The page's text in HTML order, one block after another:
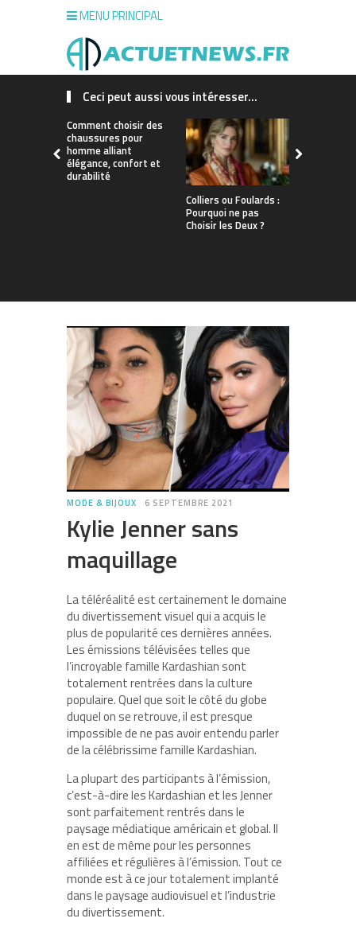
MENU PRINCIPAL
Ceci peut aussi vous intéresser...
Comment choisir des
chaussures pour
homme alliant
élégance, confort et
durabilité
Colliers ou Foulards :
Pourquoi ne pas
Choisir les Deux ?
MODE & BIJOUX 6 SEPTEMBRE 2021
Kylie Jenner sans
maquillage
La téléréalité est certainement le domaine
du divertissement visuel qui a acquis le
plus de popularité ces dernières années.
Les émissions télévisées telles que
l’incroyable famille Kardashian sont
totalement rentrées dans la culture
populaire. Quel que soit le côté du globe
duquel on se retrouve, il est presque
impossible de ne pas avoir entendu parler
de la célébrissime famille Kardashian.
La plupart des participants à l’émission,
c’est-à-dire les Kardashian et les Jenner
sont parfaitement rentrés dans le
paysage médiatique américain et global. Il
en est de même pour les personnes
affiliées et régulières à l’émission. Tout ce
monde est à ce jour totalement implanté
dans le paysage audiovisuel et l’industrie
du divertissement.